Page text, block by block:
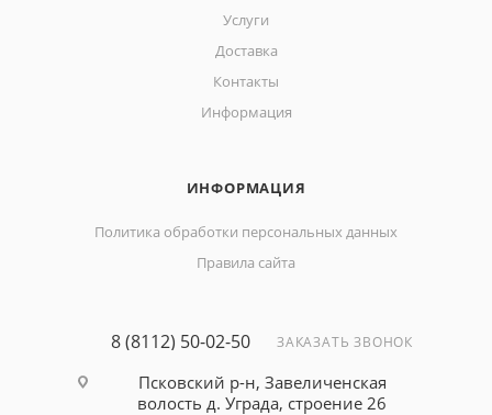
Услуги
Доставка
Контакты
Информация
ИНФОРМАЦИЯ
Политика обработки персональных данных
Правила сайта
8 (8112) 50-02-50 ЗАКАЗАТЬ ЗВОНОК
Псковский р-н, Завеличенская
волость д. Уграда, строение 26